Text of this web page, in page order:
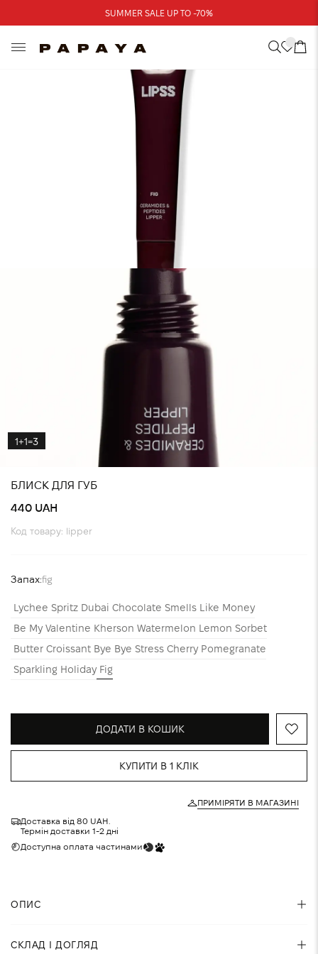
Треба допомога?
Адреси магазинів
SUMMER SALE UP TO -70%
1+1=3
БЛИСК ДЛЯ ГУБ
440 UAH
Код товару: lipper
Запах:fig
Lychee Spritz Dubai Chocolate Smells Like Money
Be My Valentine Kherson Watermelon Lemon Sorbet
Butter Croissant Bye Bye Stress CherryPomegranate
Sparkling HolidayFig
ДОДАТИ В КОШИК
КУПИТИ В 1 КЛІК
ПРИМІРЯТИ В МАГАЗИНІ
Доставка від 80 UAH.
Термін доставки 1-2 дні
Доступна оплата частинами
ОПИС
Lipper блиск з міметичним пептидом, що стимулює
СКЛАД І ДОГЛЯД